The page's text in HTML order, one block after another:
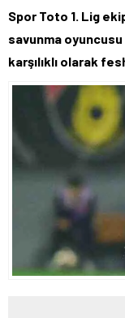
Spor Toto 1. Lig
savunma
karşılıklı olarak